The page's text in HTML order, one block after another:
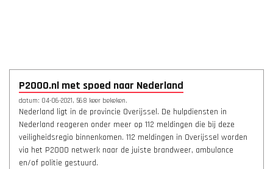
P2000.nl met spoed naar Nederland
datum: 04-06-2021, 568 keer bekeken.
Nederland ligt in de provincie Overijssel. De hulpdiensten in
Nederland reageren onder meer op 112 meldingen die bij deze
veiligheidsregio binnenkomen. 112 meldingen in Overijssel worden
via het P2000 netwerk naar de juiste brandweer, ambulance
en/of politie gestuurd.